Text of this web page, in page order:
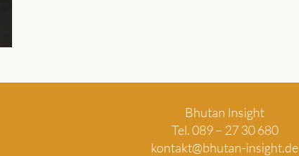
Bhutan Insight
Tel. 089 – 27 30 680
kontakt@bhutan-insight.de